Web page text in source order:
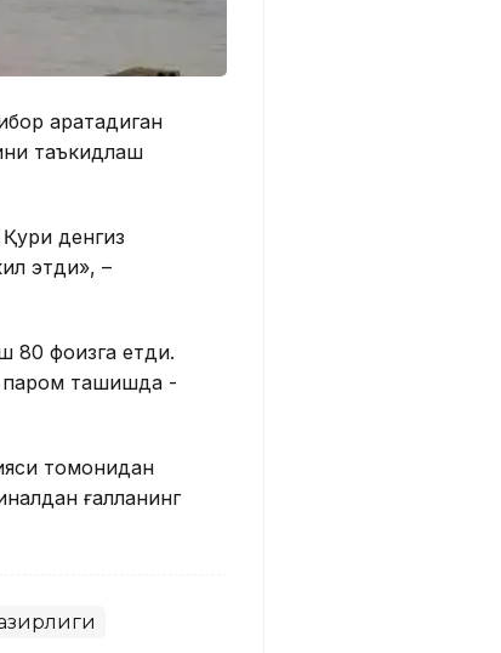
қаратадиган
таъкидлаш
денгиз
этди», –
80 фоизга етди.
паром ташишда -
томонидан
ғалланинг